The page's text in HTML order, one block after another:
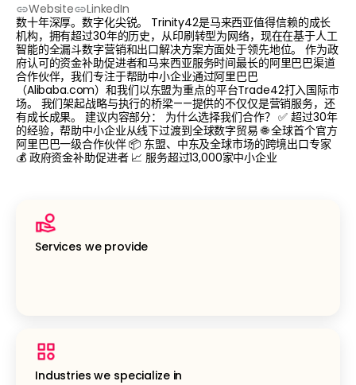
Website
LinkedIn
数十年深厚。数字化尖锐。 Trinity42是马来西亚值得信赖的成长
机构，拥有超过30年的历史，从印刷转型为网络，现在在基于人工
智能的全漏斗数字营销和出口解决方案方面处于领先地位。 作为政
府认可的资金补助促进者和马来西亚服务时间最长的阿里巴巴渠道
合作伙伴，我们专注于帮助中小企业通过阿里巴巴
（Alibaba.com）和我们以东盟为重点的平台Trade42打入国际市
场。 我们架起战略与执行的桥梁——提供的不仅仅是营销服务，还
有成长成果。 建议内容部分： 为什么选择我们合作？ ✅ 超过30年
的经验，帮助中小企业从线下过渡到全球数字贸易 🌐 全球首个官方
阿里巴巴一级合作伙伴 📦 东盟、中东及全球市场的跨境出口专家
💰 政府资金补助促进者 📈 服务超过13,000家中小企业
Services we provide
Industries we specialize in